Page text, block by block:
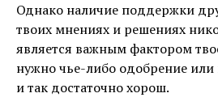
Однако наличие поддержки
твоих мнениях и решениях
является важным фактором
нужно чье-либо одобрение
и так достаточно хорош.